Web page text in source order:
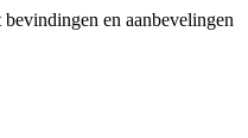
en aanbevelingen